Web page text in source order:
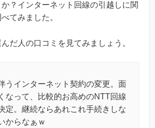
？インターネット回線の引越しに関
てみました。
だ人の口コミを見てみましょう。
うインターネット契約の変更。面
なって、比較的お高めのNTT回線
定。継続ならあれこれ手続きしな
からなぁｗ